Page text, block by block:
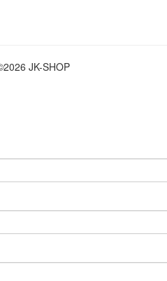
2026 JK-SHOP